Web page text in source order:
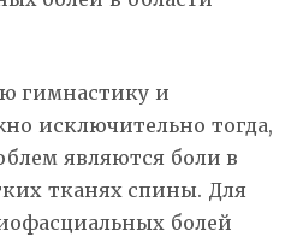
гимнастику и
исключительно тогда,
являются боли в
тканях спины. Для
болей